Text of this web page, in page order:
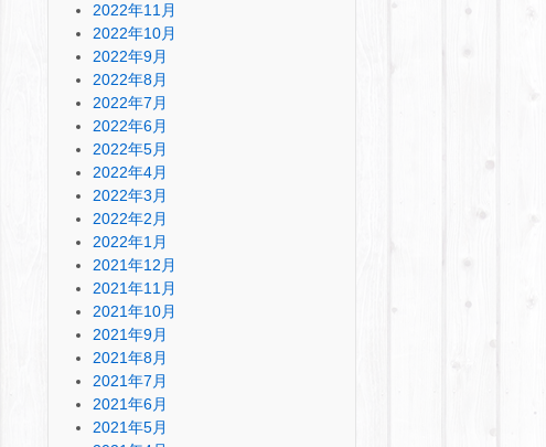
2022年11月
2022年10月
2022年9月
2022年8月
2022年7月
2022年6月
2022年5月
2022年4月
2022年3月
2022年2月
2022年1月
2021年12月
2021年11月
2021年10月
2021年9月
2021年8月
2021年7月
2021年6月
2021年5月